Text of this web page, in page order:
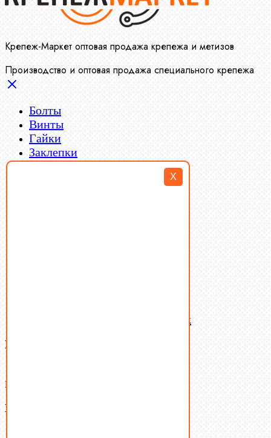
X
Крепеж-Маркет оптовая продажа крепежа и метизов
Производство и оптовая продажа специального крепежа
Болты
Винты
Гайки
Заклепки
Пресс-масленки
Латунный и бронзовый крепеж
Ваша корзина
В корзине нет товаров.
Поиск